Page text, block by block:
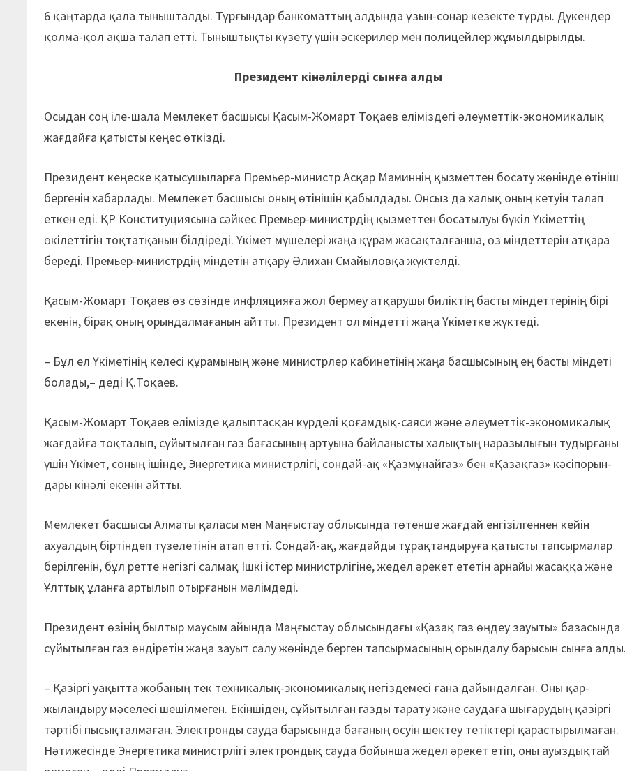
6 қаңтарда қала тынышталды. Тұрғындар банкоматтың алдында ұзын-сонар кезекте тұрды. Дүкендер
қолма-қол ақша талап етті. Тыныштықты күзету үшін әскерилер мен полицейлер жұмылдырылды.
Президент кінәлілерді сынға алды
Осыдан соң іле-шала Мемлекет басшысы Қасым-Жомарт Тоқаев еліміздегі әлеуметтік-эконо­мика­лық
жағдайға қатысты кеңес өткізді.
Президент кеңеске қатысу­шыларға Премьер-министр Асқар Маминнің қызметтен боса­ту жөнінде өтініш
бергенін хабар­лады. Мемлекет басшысы оның өтінішін қабылдады. Онсыз да халық оның кетуін талап
еткен еді. ҚР Конституциясына сәйкес Премьер-министрдің қызмет­тен босатылуы бүкіл Үкіметтің
өкілеттігін тоқтатқанын білдіреді. Үкімет мүшелері жаңа құрам жасақ­талғанша, өз міндеттерін атқара
береді. Премьер-министр­дің міндетін атқару Әлихан Смайыловқа жүктелді.
Қасым-Жомарт Тоқаев өз сөзінде инфляцияға жол бермеу атқарушы биліктің басты міндеттерінің бірі
екенін, бірақ оның орындалмағанын айтты. Президент ол міндетті жаңа Үкіметке жүктеді.
– Бұл ел Үкіметінің келесі құра­мының және министрлер кабинетінің жаңа басшысының ең басты міндеті
болады,– деді Қ.Тоқаев.
Қасым-Жомарт Тоқаев елімізде қалыптасқан күрделі қоғам­дық-саяси және әлеуметтік-экономикалық
жағдайға тоқталып, сұйытылған газ бағасының ар­туына байланысты халықтың нара­зылығын тудырғаны
үшін Үкі­мет, соның ішінде, Энер­гетика министрлігі, сондай-ақ «Қаз­мұнайгаз» бен «Қазақгаз» кәсіп­орын­
дары кінәлі екенін айтты.
Мемлекет басшысы Алматы қаласы мен Маңғыстау облысында төтенше жағдай енгізілгеннен кейін
ахуалдың біртіндеп түзеле­тінін атап өтті. Сондай-ақ, жағ­дайды тұрақтандыруға қатысты тапсыр­малар
берілгенін, бұл ретте негізгі салмақ Ішкі істер министр­лігіне, жедел әрекет ететін арнайы жасаққа және
Ұлттық ұланға артылып отырғанын мәлімдеді.
Президент өзінің былтыр маусым айында Маңғыстау облысындағы «Қазақ газ өңдеу зауыты» базасында
сұйытылған газ өндіретін жаңа зауыт салу жөнінде берген тапсырмасының орындалу барысын сынға
– Қазіргі уақытта жобаның тек техникалық-экономикалық негіз­де­месі ғана дайындалған. Оны қар­
жыландыру мәселесі шешілмеген. Екіншіден, сұйытылған газды тарату және саудаға шығарудың қазіргі
тәртібі пысықталмаған. Электронды сауда барысында бағаның өсуін шектеу тетіктері қарастырылмаған.
Нәтижесінде Энергетика министрлігі электрон­дық сауда бойынша жедел әрекет етіп, оны ауыздықтай